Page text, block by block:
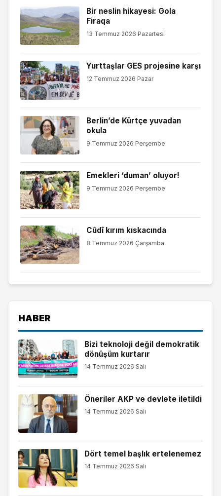
Bir neslin hikayesi: Gola
Firaqa
13 Temmuz 2026 Pazartesi
Yurttaşlar GES projesine karşı
12 Temmuz 2026 Pazar
Berlin’de Kürtçe yuvadan
okula
9 Temmuz 2026 Perşembe
Emekleri ‘duman’ oluyor!
9 Temmuz 2026 Perşembe
Cûdî kırım kıskacında
8 Temmuz 2026 Çarşamba
HABER
Bizi teknoloji değil demokratik
dönüşüm kurtarır
14 Temmuz 2026 Salı
Öneriler AKP ve devlete iletildi
14 Temmuz 2026 Salı
Dört temel başlık ertelenemez
14 Temmuz 2026 Salı